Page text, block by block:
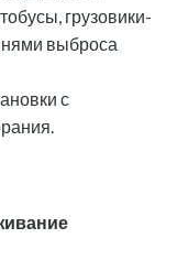
грузовики-
выброса
с